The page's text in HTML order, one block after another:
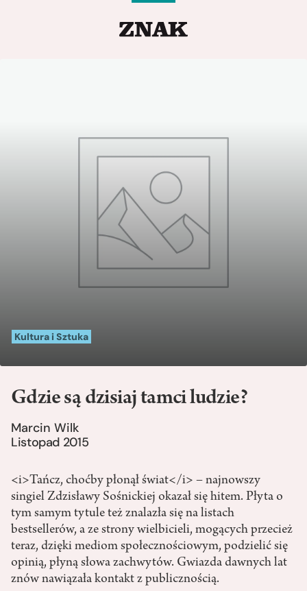
Kultura i Sztuka
Gdzie są dzisiaj tamci ludzie?
Marcin Wilk
Listopad 2015
<i>Tańcz, choćby płonął świat</i> – najnowszy
singiel Zdzisławy Sośnickiej okazał się hitem. Płyta o
tym samym tytule też znalazła się na listach
bestsellerów, a ze strony wielbicieli, mogących przecież
teraz, dzięki mediom społecznościowym, podzielić się
opinią, płyną słowa zachwytów. Gwiazda dawnych lat
znów nawiązała kontakt z publicznością.